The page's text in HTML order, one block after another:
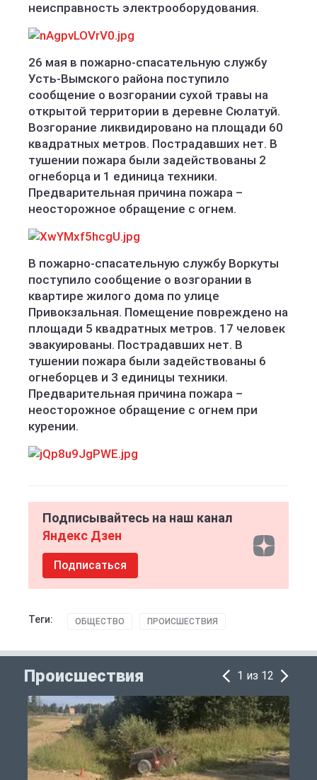
неисправность электрооборудования.
26 мая в пожарно-спасательную службу
Усть-Вымского района поступило
сообщение о возгорании сухой травы на
открытой территории в деревне Сюлатуй.
Возгорание ликвидировано на площади 60
квадратных метров. Пострадавших нет. В
тушении пожара были задействованы 2
огнеборца и 1 единица техники.
Предварительная причина пожара –
неосторожное обращение с огнем.
В пожарно-спасательную службу Воркуты
поступило сообщение о возгорании в
квартире жилого дома по улице
Привокзальная. Помещение повреждено на
площади 5 квадратных метров. 17 человек
эвакуированы. Пострадавших нет. В
тушении пожара были задействованы 6
огнеборцев и 3 единицы техники.
Предварительная причина пожара –
неосторожное обращение с огнем при
курении.
Подписывайтесь на наш канал
Яндекс Дзен
Подписаться
Теги: ОБЩЕСТВО ПРОИСШЕСТВИЯ
Происшествия 1 из 12